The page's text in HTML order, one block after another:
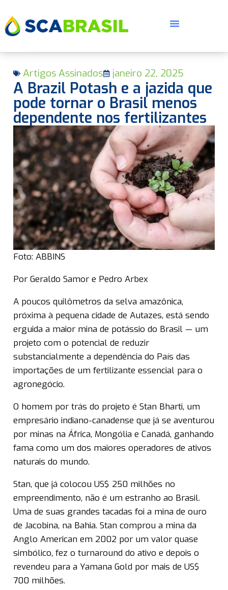
Artigos Assinados janeiro 22, 2025
A Brazil Potash e a jazida que
pode tornar o Brasil menos
dependente nos fertilizantes
Foto: ABBINS
Por Geraldo Samor e Pedro Arbex
A poucos quilômetros da selva amazônica,
próxima à pequena cidade de Autazes, está sendo
erguida a maior mina de potássio do Brasil — um
projeto com o potencial de reduzir
substancialmente a dependência do País das
importações de um fertilizante essencial para o
agronegócio.
O homem por trás do projeto é Stan Bharti, um
empresário indiano-canadense que já se aventurou
por minas na África, Mongólia e Canadá, ganhando
fama como um dos maiores operadores de ativos
naturais do mundo.
Stan, que já colocou US$ 250 milhões no
empreendimento, não é um estranho ao Brasil.
Uma de suas grandes tacadas foi a mina de ouro
de Jacobina, na Bahia. Stan comprou a mina da
Anglo American em 2002 por um valor quase
simbólico, fez o turnaround do ativo e depois o
revendeu para a Yamana Gold por mais de US$
700 milhões.